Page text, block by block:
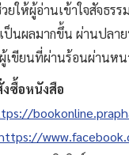
ยให้ผู้อ่านเข้าใจสัจธรร
ป็นผลมากขึ้น ผ่านปลา
เขียนที่ผ่านร้อนผ่านหน
งซื้อหนังสือ